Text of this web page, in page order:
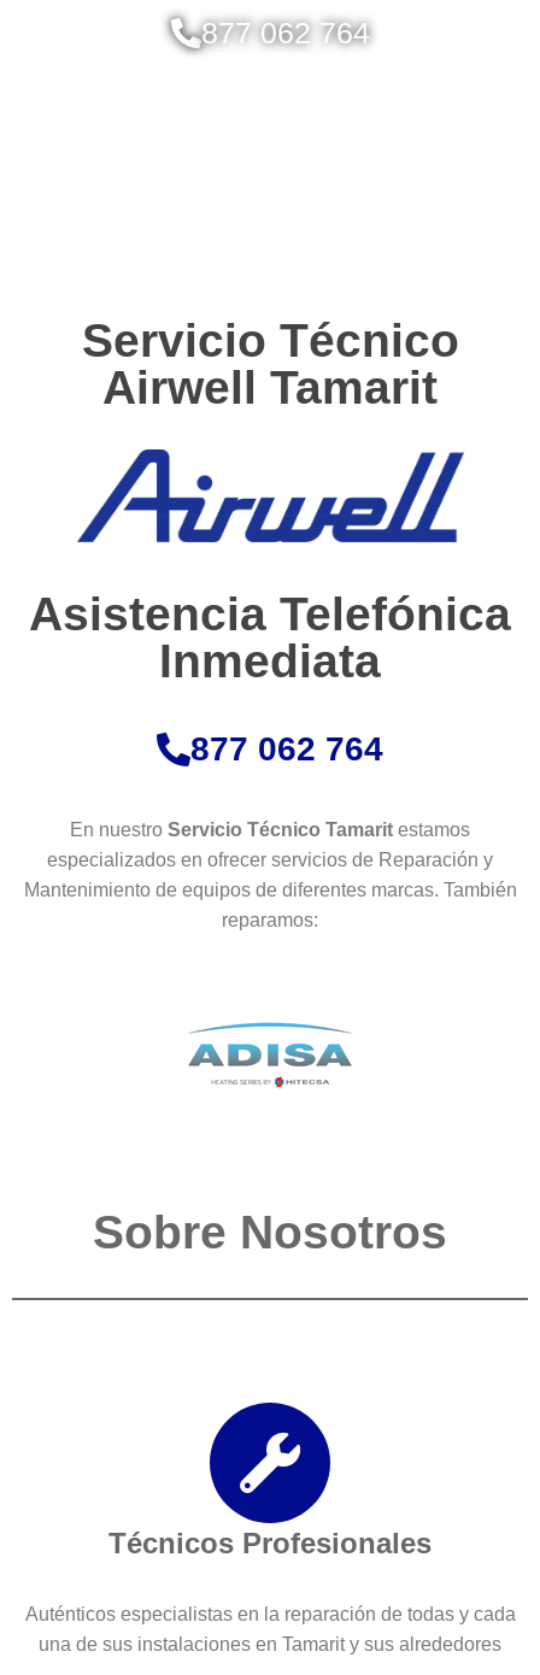
877 062 764
Servicio Técnico
Airwell Tamarit
Asistencia Telefónica
Inmediata
877 062 764
En nuestro Servicio Técnico Tamarit estamos
especializados en ofrecer servicios de Reparación y
Mantenimiento de equipos de diferentes marcas. También
reparamos:
Sobre Nosotros
Técnicos Profesionales
Auténticos especialistas en la reparación de todas y cada
una de sus instalaciones en Tamarit y sus alrededores